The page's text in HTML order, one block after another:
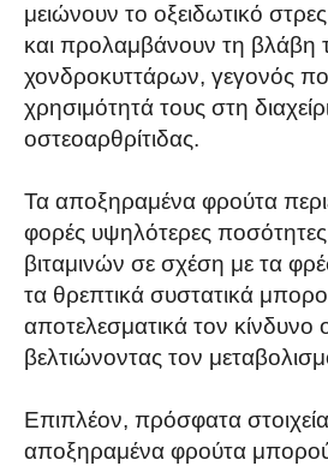
μειώνουν το οξειδωτικό
και προλαμβάνουν τη βλάβη
χονδροκυττάρων, γεγονός
χρησιμότητά τους στη
οστεοαρθρίτιδας.
Τα αποξηραμένα φρούτα
φορές υψηλότερες
βιταμινών σε σχέση με τα
τα θρεπτικά συστατικά
αποτελεσματικά τον κίνδυνο
βελτιώνοντας τον
Επιπλέον, πρόσφατα στοιχεία
αποξηραμένα φρούτα